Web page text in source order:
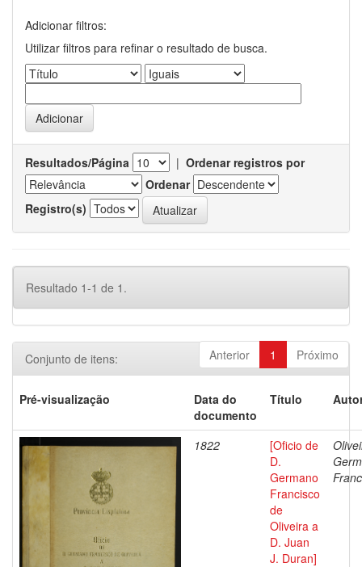
Adicionar filtros:
Utilizar filtros para refinar o resultado de busca.
Resultados/Página | Ordenar registros por
Ordenar
Registro(s)
Resultado 1-1 de 1.
Anterior 1 Próximo
Conjunto de itens:
Pré-visualização
Data do
documento
Título
1822
[Oficio de
D.
Germano
Francisco
de
Oliveira a
D. Juan
J. Duran]